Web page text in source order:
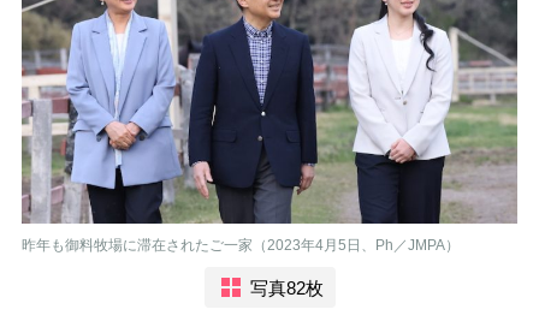
昨年も御料牧場に滞在されたご一家（2023年4月5日、Ph／JMPA）
写真82枚